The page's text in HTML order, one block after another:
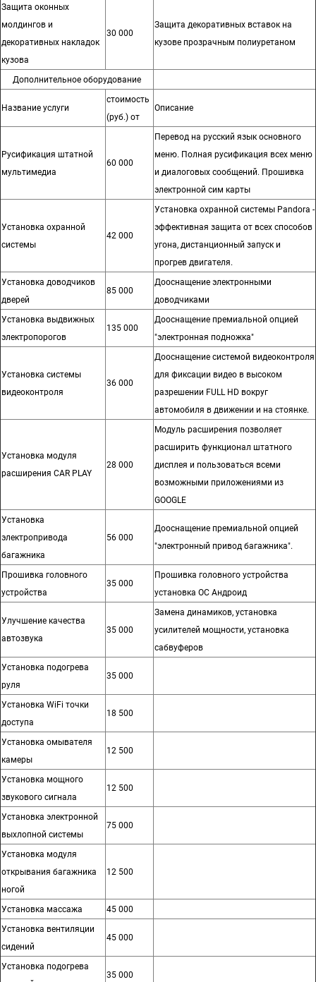
Защита оконных
молдингов и
декоративных накладок
кузова
30 000
Защита декоративных вставок на
кузове прозрачным полиуретаном
Дополнительное оборудование
Название услуги
стоимость
(руб.) от
Описание
Русификация штатной
мультимедиа
60 000
Перевод на русский язык основного
меню. Полная русификация всех меню
и диалоговых сообщений. Прошивка
электронной сим карты
Установка охранной
системы
42 000
Установка охранной системы Pandora -
эффективная защита от всех способов
угона, дистанционный запуск и
прогрев двигателя.
Установка доводчиков
дверей
85 000
Дооснащение электронными
доводчиками
Установка выдвижных
электропорогов
135 000
Дооснащение премиальной опцией
"электронная подножка"
Установка системы
видеоконтроля
36 000
Дооснащение системой видеоконтроля
для фиксации видео в высоком
разрешении FULL HD вокруг
автомобиля в движении и на стоянке.
Установка модуля
расширения CAR PLAY
28 000
Модуль расширения позволяет
расширить функционал штатного
дисплея и пользоваться всеми
возможными приложениями из
GOOGLE
Установка
электропривода
багажника
56 000
Дооснащение премиальной опцией
"электронный привод багажника".
Прошивка головного
устройства
35 000
Прошивка головного устройства
установка ОС Андроид
Улучшение качества
автозвука
35 000
Замена динамиков, установка
усилителей мощности, установка
сабвуферов
Установка подогрева
руля
35 000
Установка WiFi точки
доступа
18 500
Установка омывателя
камеры
12 500
Установка мощного
звукового сигнала
12 500
Установка электронной
выхлопной системы
75 000
Установка модуля
открывания багажника
ногой
12 500
Установка массажа
45 000
Установка вентиляции
сидений
45 000
Установка подогрева
35 000